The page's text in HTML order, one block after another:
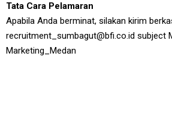
Tata Cara Pelamaran
Apabila Anda berminat, silakan kirim
recruitment_sumbagut@bfi.co.id subject
Marketing_Medan